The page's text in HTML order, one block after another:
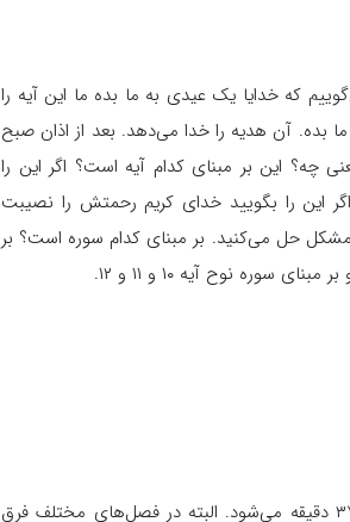
که خدایا یک عیدی به ما بده ما این آیه را
بده. آن هدیه را خدا می‌دهد. بعد از اذان صبح
چه؟ این بر مبنای کدام آیه است؟ اگر این را
این را بگویید خدای کریم رحمتش را نصیبت
حل می‌کنید. بر مبنای کدام سوره است؟ بر
بله، تا ستاره‌ها بروند و هوا روشن شود. ادبار النجوم. محاسبه کرده‌اند ۳۷ دقیقه می‌شود. البته در فصل‌های مختلف فرق